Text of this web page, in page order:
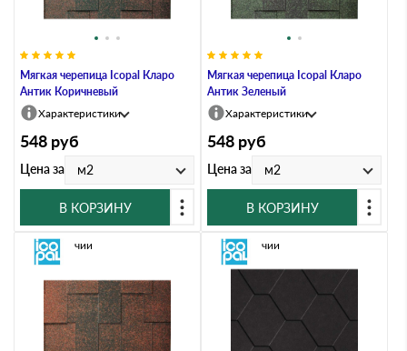
Мягкая черепица Icopal Кларо
Антик Коричневый
Характеристики
548 руб
Цена за м2
В КОРЗИНУ
Мягкая черепица Icopal Кларо
Антик Зеленый
Характеристики
548 руб
Цена за м2
В КОРЗИНУ
В наличии В наличии